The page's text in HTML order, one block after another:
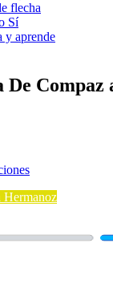
flecha
Sí
y aprende
De Compaz
Hermanoz